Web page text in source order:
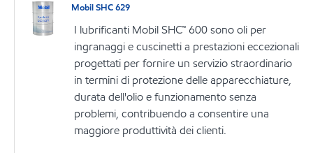
Mobil SHC 629
I lubrificanti Mobil SHC™ 600 sono oli per
ingranaggi e cuscinetti a prestazioni eccezionali
progettati per fornire un servizio straordinario
in termini di protezione delle apparecchiature,
durata dell'olio e funzionamento senza
problemi, contribuendo a consentire una
maggiore produttività dei clienti.